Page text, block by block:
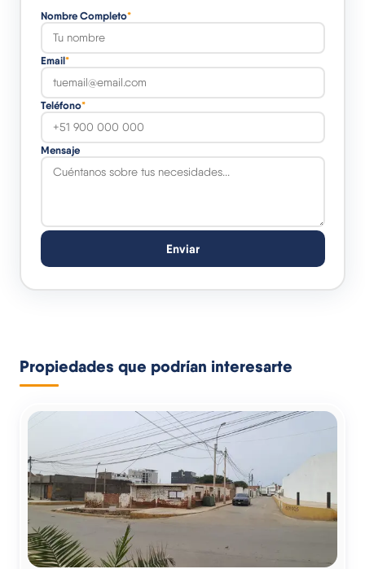
Nombre Completo*
Email*
Teléfono*
Mensaje
Enviar
Propiedades que podrían interesarte